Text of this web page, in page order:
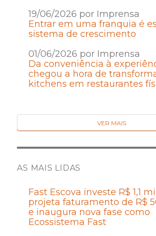
19/06/2026 por Imprensa
Entrar em uma franquia é
sistema de crescimento
01/06/2026 por Imprensa
Da conveniência à
chegou a hora de
kitchens em restaurantes
VER MAIS
AS MAIS LIDAS
Fast Escova investe R$ 1,1
projeta faturamento de R$
e inaugura nova fase como
Ecossistema Fast